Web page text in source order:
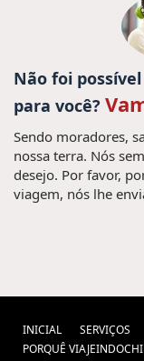
de
Vietnam
Viajes
vietna (7) ,10
pensando
vietnam
Myanmar (1) ,
Mianmar (1) ,
Viagem
Vietname
Guia de
Não foi
para você?
Sendo moradores,
nossa terra. Nós
desejo. Por favor,
viagem, nós lhe
INICIAL SERVIÇOS
PORQUÊ